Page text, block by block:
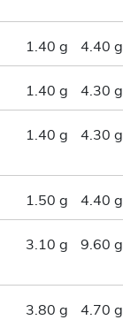
1.40 g 4.40 g
1.40 g 4.30 g
1.40 g 4.30 g
1.50 g 4.40 g
3.10 g 9.60 g
3.80 g 4.70 g